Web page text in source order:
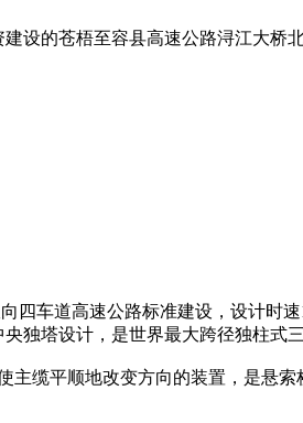
的苍梧至容县高速公路浔江大桥
车道高速公路标准建设，设计时速
独塔设计，是世界最大跨径独柱式
平顺地改变方向的装置，是悬索